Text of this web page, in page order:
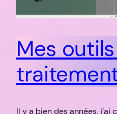
Mes
Il y a bien des années,